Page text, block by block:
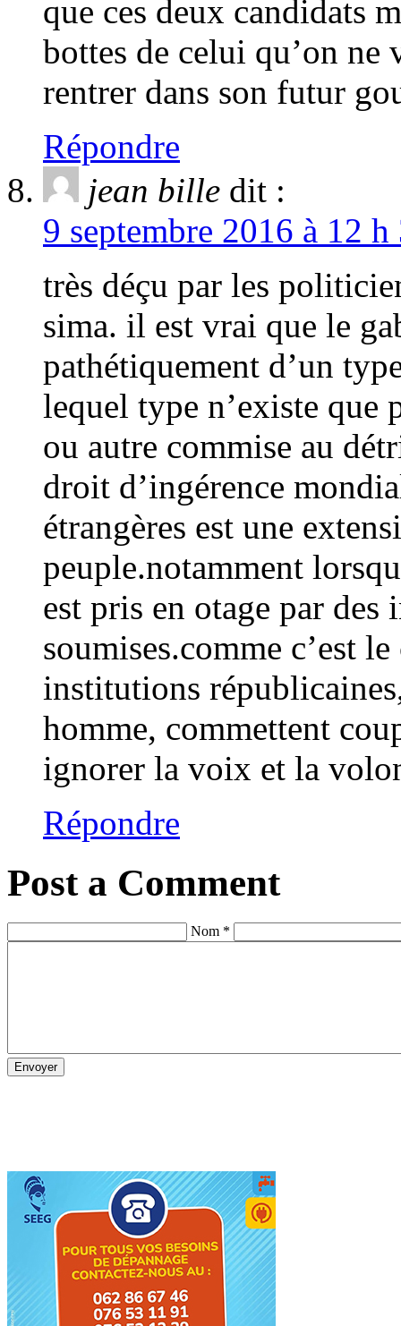
que ces deux candidats
bottes de celui qu’on
rentrer dans son futur
Répondre
jean bille dit :
9 septembre 2016 à 12
très déçu par les
sima. il est vrai que le
pathétiquement d’un
lequel type n’existe que
ou autre commise au
droit d’ingérence
étrangères est une
peuple.notamment
est pris en otage par
soumises.comme c’est
institutions
homme, commettent
ignorer la voix et la
Répondre
Post a Comment
Nom *